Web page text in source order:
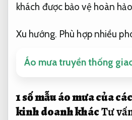
khách được bảo vệ hoàn
Xu hướng. Phù hợp nhiều
Áo mưa truyền thống
1 số mẫu áo mưa của
kinh doanh khácTư